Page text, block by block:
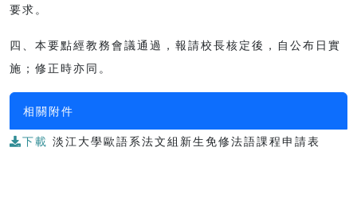
要求。
四、本要點經教務會議通過，報請校長核定後，自公布日實
施；修正時亦同。
相關附件
下載 淡江大學歐語系法文組新生免修法語課程申請表